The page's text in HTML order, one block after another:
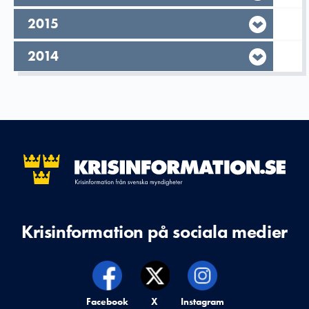
År,
2015
År,
2014
Krisinformation på sociala medier
Krisinformation på,
Facebook Krisinformation på,
X Krisinformation på,
Instagram